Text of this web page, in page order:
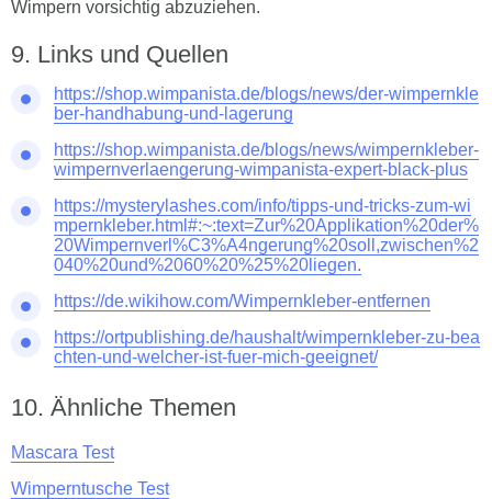
Wimpern vorsichtig abzuziehen.
Links und Quellen
https://shop.wimpanista.de/blogs/news/der-wimpernkle
ber-handhabung-und-lagerung
https://shop.wimpanista.de/blogs/news/wimpernkleber-
wimpernverlaengerung-wimpanista-expert-black-plus
https://mysterylashes.com/info/tipps-und-tricks-zum-wi
mpernkleber.html#:~:text=Zur%20Applikation%20der%
20Wimpernverl%C3%A4ngerung%20soll,zwischen%2
040%20und%2060%20%25%20liegen.
https://de.wikihow.com/Wimpernkleber-entfernen
https://ortpublishing.de/haushalt/wimpernkleber-zu-bea
chten-und-welcher-ist-fuer-mich-geeignet/
Ähnliche Themen
Mascara Test
Wimperntusche Test